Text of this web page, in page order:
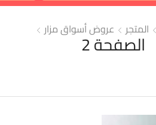
المتجر عروض أسواق مزار
الصفحة 2